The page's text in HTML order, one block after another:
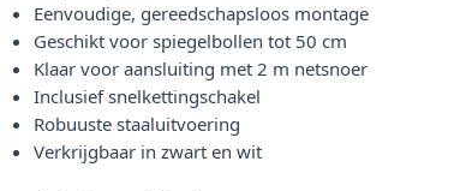
Eenvoudige, gereedschapsloos montage
Geschikt voor spiegelbollen tot 50 cm
Klaar voor aansluiting met 2 m netsnoer
Inclusief snelkettingschakel
Robuuste staaluitvoering
Verkrijgbaar in zwart en wit